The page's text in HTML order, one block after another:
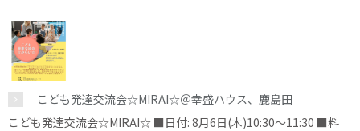
こども発達交流会☆MIRAI☆＠幸盛ハウス、鹿島田
こども発達交流会☆MIRAI☆ ■日付: 8月6日(木)10:30～11:30 ■料